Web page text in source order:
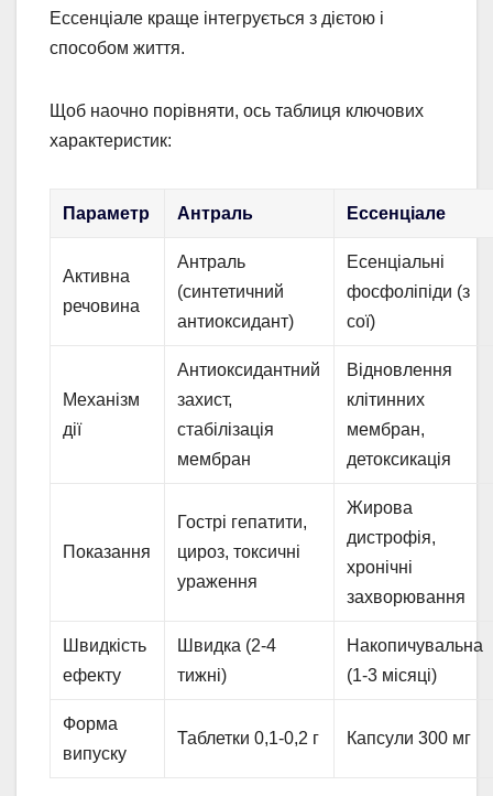
Ессенціале краще інтегрується з дієтою і
способом життя.
Щоб наочно порівняти, ось таблиця ключових
характеристик:
Параметр Антраль Ессенціале
Активна
речовина
Антраль
(синтетичний
антиоксидант)
Есенціальні
фосфоліпіди (з
сої)
Механізм
дії
Антиоксидантний
захист,
стабілізація
мембран
Відновлення
клітинних
мембран,
детоксикація
Показання
Гострі гепатити,
цироз, токсичні
ураження
Жирова
дистрофія,
хронічні
захворювання
Швидкість
ефекту
Швидка (2-4
тижні)
Накопичувальна
(1-3 місяці)
Форма
випуску
Таблетки 0,1-0,2 г Капсули 300 мг